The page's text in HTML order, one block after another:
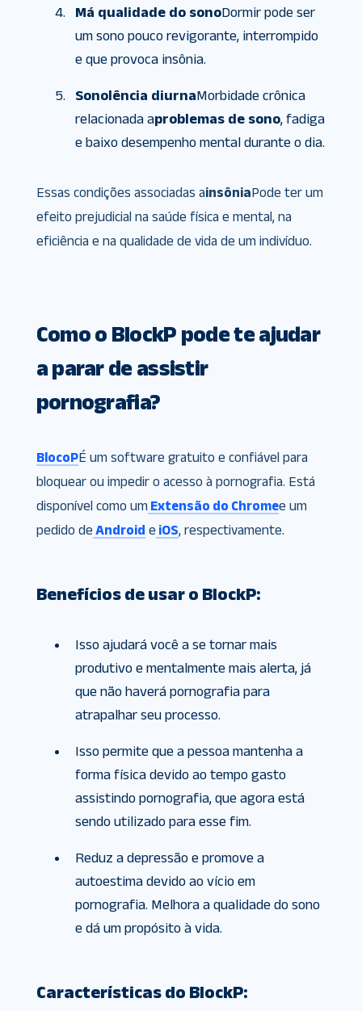
Má qualidade do sonoDormir pode ser
um sono pouco revigorante, interrompido
e que provoca insônia.
Sonolência diurnaMorbidade crônica
relacionada aproblemas de sono, fadiga
e baixo desempenho mental durante o dia.
Essas condições associadas ainsôniaPode ter um
efeito prejudicial na saúde física e mental, na
eficiência e na qualidade de vida de um indivíduo.
Como o BlockP pode te ajudar
a parar de assistir
pornografia?
BlocoPÉ um software gratuito e confiável para
bloquear ou impedir o acesso à pornografia. Está
disponível como um Extensão do Chromee um
pedido de Android e iOS, respectivamente.
Benefícios de usar o BlockP:
Isso ajudará você a se tornar mais
produtivo e mentalmente mais alerta, já
que não haverá pornografia para
atrapalhar seu processo.
Isso permite que a pessoa mantenha a
forma física devido ao tempo gasto
assistindo pornografia, que agora está
sendo utilizado para esse fim.
Reduz a depressão e promove a
autoestima devido ao vício em
pornografia. Melhora a qualidade do sono
e dá um propósito à vida.
Características do BlockP: